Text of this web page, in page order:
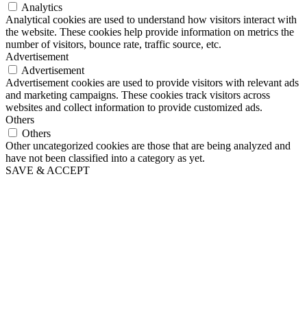
Analytics
Analytical cookies are used to understand how visitors interact with
the website. These cookies help provide information on metrics the
number of visitors, bounce rate, traffic source, etc.
Advertisement
Advertisement
Advertisement cookies are used to provide visitors with relevant ads
and marketing campaigns. These cookies track visitors across
websites and collect information to provide customized ads.
Others
Others
Other uncategorized cookies are those that are being analyzed and
have not been classified into a category as yet.
SAVE & ACCEPT